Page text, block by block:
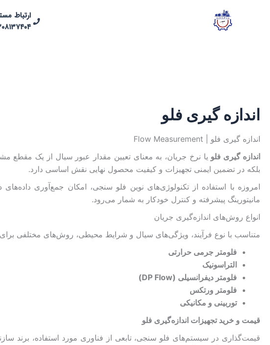
ارتباط
اندازه گیری فلو
اندازه گیری فلو | Flow Measurement
اندازه گیری فلو یا نرخ جریان، به معنای تعیین مقدار عبور سیال از یک مقطع
بلکه در تضمین ایمنی تجهیزات و کیفیت محصول نهایی نقش اساسی دارد.
امروزه با استفاده از تکنولوژی‌های نوین فلو سنجی، امکان جمع‌آوری
مانیتورینگ پیشرفته و کنترل خودکار به شمار می‌رود.
انواع روش‌های اندازه‌گیری جریان
متناسب با نوع فرآیند، ویژگی‌های سیال و شرایط محیطی، روش‌های مختلفی
فلومتر جرمی حرارتی
التراسونیک
فلومتر دیفرانسیلی (DP Flow)
فلومتر ورتکس
توربینی و مکانیکی
قیمت و خرید تجهیزات اندازه‌گیری فلو
قیمت‌گذاری در سیستم‌های فلو سنجی، تابعی از فناوری مورد استفاده،